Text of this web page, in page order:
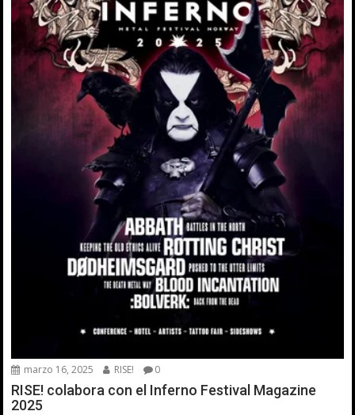
marzo 16, 2025 RISE! 0
RISE! colabora con el Inferno Festival Magazine
2025